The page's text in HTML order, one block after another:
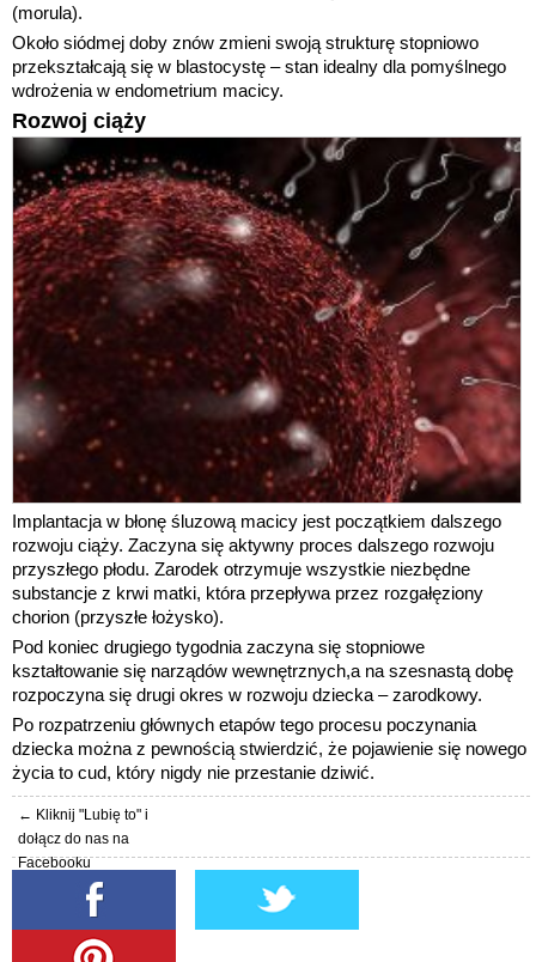
(morula).
Około siódmej doby znów zmieni swoją strukturę stopniowo
przekształcają się w blastocystę – stan idealny dla pomyślnego
wdrożenia w endometrium macicy.
Rozwoj ciąży
Implantacja w błonę śluzową macicy jest początkiem dalszego
rozwoju ciąży. Zaczyna się aktywny proces dalszego rozwoju
przyszłego płodu. Zarodek otrzymuje wszystkie niezbędne
substancje z krwi matki, która przepływa przez rozgałęziony
chorion (przyszłe łożysko).
Pod koniec drugiego tygodnia zaczyna się stopniowe
kształtowanie się narządów wewnętrznych,a na szesnastą dobę
rozpoczyna się drugi okres w rozwoju dziecka – zarodkowy.
Po rozpatrzeniu głównych etapów tego procesu poczynania
dziecka można z pewnością stwierdzić, że pojawienie się nowego
życia to cud, który nigdy nie przestanie dziwić.
← Kliknij "Lubię to" i
dołącz do nas na
Facebooku